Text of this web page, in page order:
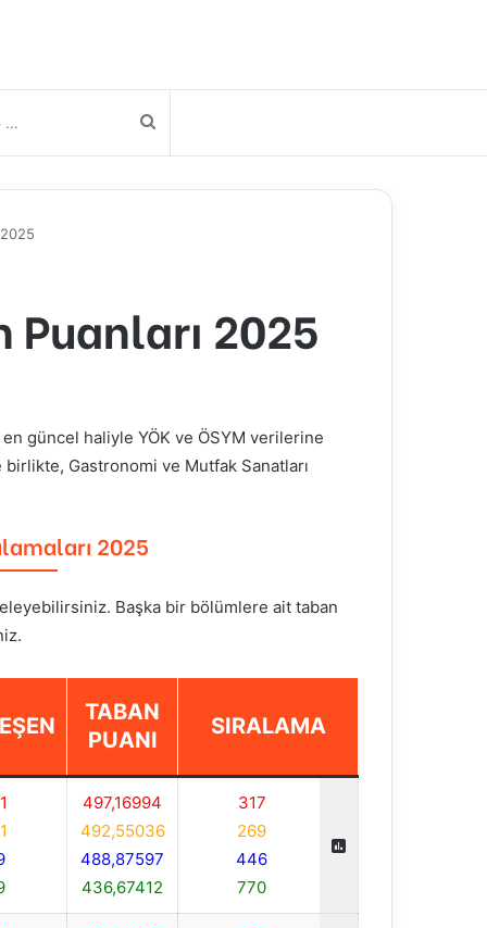
Arama
yap
2025
en güncel haliyle YÖK ve ÖSYM verilerine
birlikte, Gastronomi ve Mutfak Sanatları
2025
Başka bir bölümlere ait taban
TABAN
PUANI
SIRALAMA
497,16994
492,55036
488,87597
436,67412
317
269
446
770